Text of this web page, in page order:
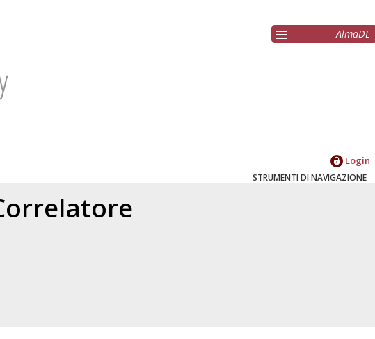
AlmaDL
Login
STRUMENTI DI NAVIGAZIONE